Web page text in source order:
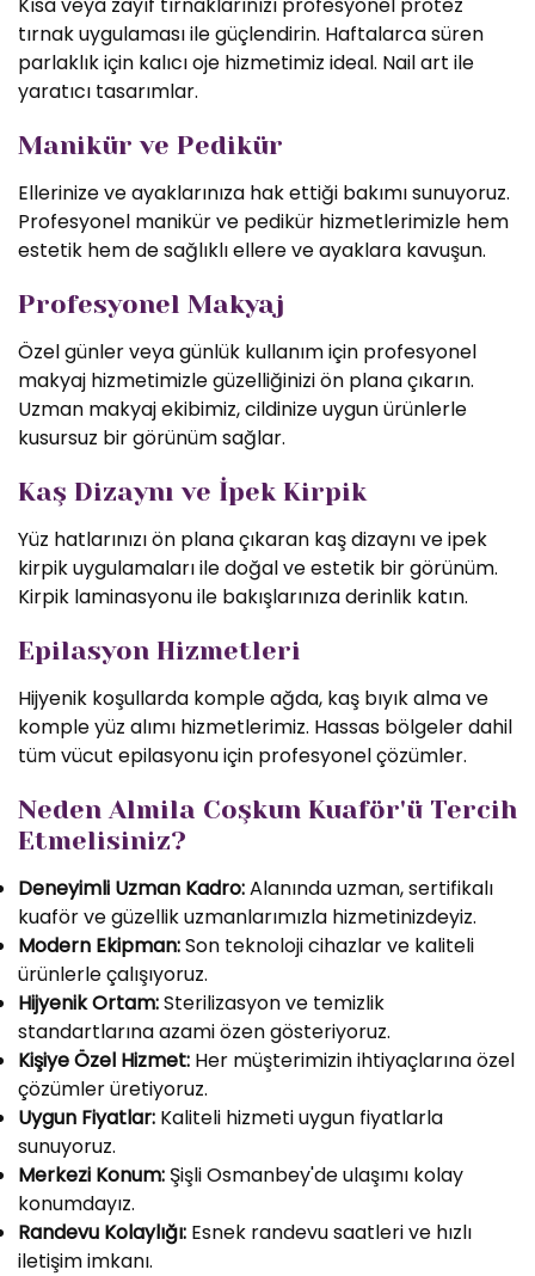
tırnak uygulaması ile güçlendirin. Haftalarca süren
parlaklık için kalıcı oje hizmetimiz ideal. Nail art ile
yaratıcı tasarımlar.
Manikür ve Pedikür
Ellerinize ve ayaklarınıza hak ettiği bakımı sunuyoruz.
Profesyonel manikür ve pedikür hizmetlerimizle hem
estetik hem de sağlıklı ellere ve ayaklara kavuşun.
Profesyonel Makyaj
Özel günler veya günlük kullanım için profesyonel
makyaj hizmetimizle güzelliğinizi ön plana çıkarın.
Uzman makyaj ekibimiz, cildinize uygun ürünlerle
kusursuz bir görünüm sağlar.
Kaş Dizaynı ve İpek Kirpik
Yüz hatlarınızı ön plana çıkaran kaş dizaynı ve ipek
kirpik uygulamaları ile doğal ve estetik bir görünüm.
Kirpik laminasyonu ile bakışlarınıza derinlik katın.
Epilasyon Hizmetleri
Hijyenik koşullarda komple ağda, kaş bıyık alma ve
komple yüz alımı hizmetlerimiz. Hassas bölgeler dahil
tüm vücut epilasyonu için profesyonel çözümler.
Neden Almila Coşkun Kuaför'ü Tercih
Etmelisiniz?
Deneyimli Uzman Kadro:Alanında uzman, sertifikalı
kuaför ve güzellik uzmanlarımızla hizmetinizdeyiz.
Modern Ekipman:Son teknoloji cihazlar ve kaliteli
ürünlerle çalışıyoruz.
Hijyenik Ortam:Sterilizasyon ve temizlik
standartlarına azami özen gösteriyoruz.
Kişiye Özel Hizmet: Her müşterimizin ihtiyaçlarına özel
çözümler üretiyoruz.
Uygun Fiyatlar: Kaliteli hizmeti uygun fiyatlarla
sunuyoruz.
Merkezi Konum: Şişli Osmanbey'de ulaşımı kolay
konumdayız.
Randevu Kolaylığı: Esnek randevu saatleri ve hızlı
iletişim imkanı.